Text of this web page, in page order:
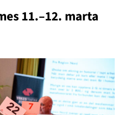
11.–12. marta